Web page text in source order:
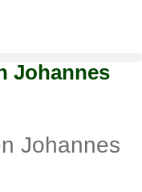
Johannes
Johannes